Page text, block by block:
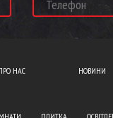
НАС НОВИНИ